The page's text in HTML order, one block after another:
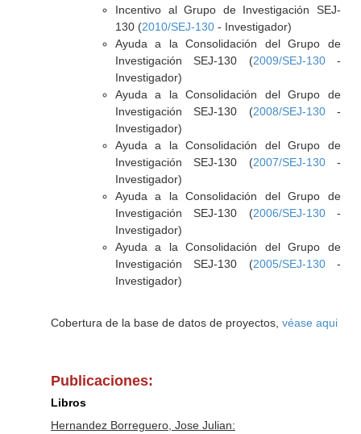
Incentivo al Grupo de Investigación SEJ-
130 (2010/SEJ-130- Investigador)
Ayuda a la Consolidación del Grupo de
Investigación SEJ-130 (2009/SEJ-130-
Investigador)
Ayuda a la Consolidación del Grupo de
Investigación SEJ-130 (2008/SEJ-130-
Investigador)
Ayuda a la Consolidación del Grupo de
Investigación SEJ-130 (2007/SEJ-130-
Investigador)
Ayuda a la Consolidación del Grupo de
Investigación SEJ-130 (2006/SEJ-130-
Investigador)
Ayuda a la Consolidación del Grupo de
Investigación SEJ-130 (2005/SEJ-130-
Investigador)
Cobertura de la base de datos de proyectos, véase aqui
Publicaciones:
Libros
Hernandez Borreguero, Jose Julian: